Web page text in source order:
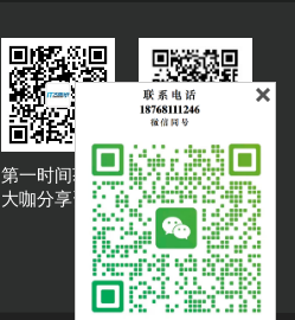
第一时间获取
大咖分享资讯
大咖说吐槽客服